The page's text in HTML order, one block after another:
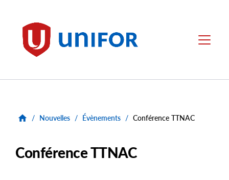
Unifor Menu
/ Nouvelles / Évènements / Conférence TTNAC
Conférence TTNAC